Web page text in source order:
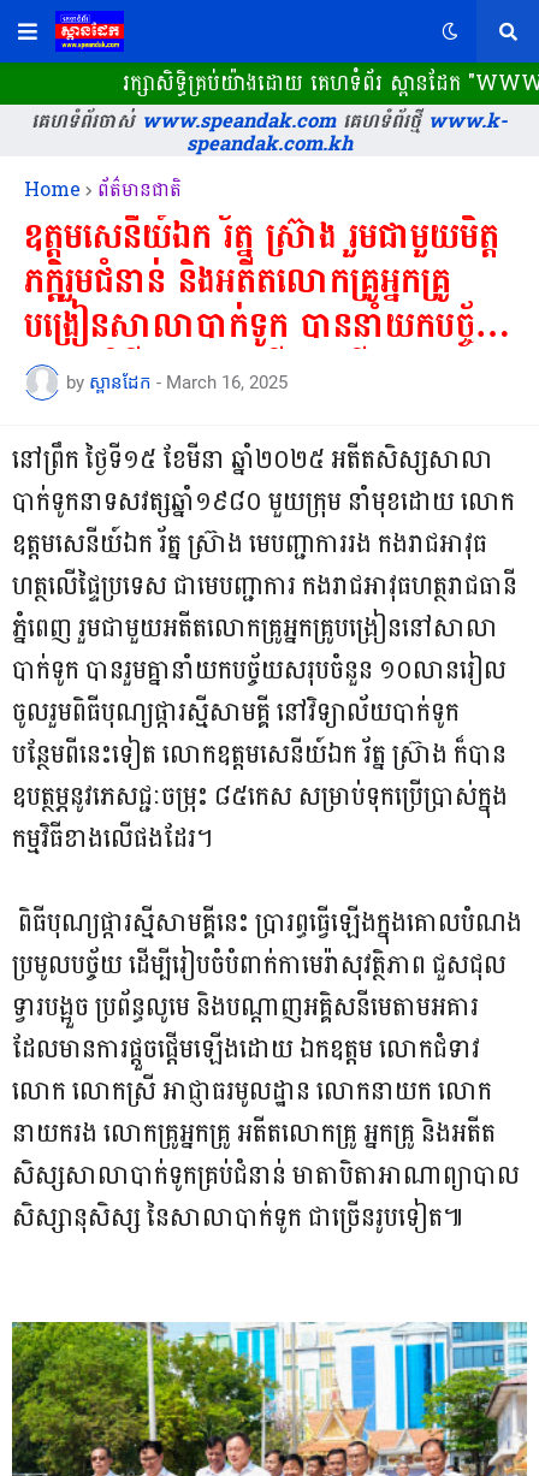
រក្សាសិទ្ធិគ្រប់យ៉ាងដោយ គេហទំព័រ ស្ពានដែក​
គេហទំព័រចាស់www.speandak.comគេហទំព័រថ្មីwww.k-
speandak.com.kh
Home ព័ត៌មានជាតិ
ឧត្តមសេនីយ៍ឯក រ័ត្ន ស្រ៊ាង រួមជាមួយមិត្ត
ភក្តិរួមជំនាន់ និងអតីតលោកគ្រូអ្នកគ្រូ
បង្រៀនសាលាបាក់ទូក បាននាំយកបច្ច័យ
ចូលរួមពិធីបុណ្យផ្ការស្មីសាមគ្គី នៅ
វិទ្យាល័យបាក់ទូក !
by ស្ពានដែក - March 16, 2025
នៅព្រឹក ថ្ងៃទី១៥ ខែមីនា ឆ្នាំ២០២៥ អតីតសិស្សសាលា
បាក់ទូកនាទសវត្សឆ្នាំ១៩៨០ មួយក្រុម នាំមុខដោយ លោក
ឧត្តមសេនីយ៍ឯក រ័ត្ន ស្រ៊ាង មេបញ្ជាការរង កងរាជអាវុធ
ហត្ថលើផ្ទៃប្រទេស ជាមេបញ្ជាការ កងរាជអាវុធហត្ថរាជធានី
ភ្នំពេញ រួមជាមួយអតីតលោកគ្រូអ្នកគ្រូបង្រៀននៅសាលា
បាក់ទូក បានរួមគ្នានាំយកបច្ច័យសរុបចំនួន ១០លានរៀល
ចូលរួមពិធីបុណ្យផ្ការស្មីសាមគ្គី នៅវិទ្យាល័យបាក់ទូក
បន្ថែមពីនេះទៀត លោកឧត្តមសេនីយ៍ឯក រ័ត្ន ស្រ៊ាង ក៏បាន
ឧបត្ថម្ភនូវភេសជ្ជៈចម្រុះ ៨៥កេស សម្រាប់ទុកប្រើប្រាស់ក្នុង
កម្មវិធីខាងលើផងដែរ។
ពិធីបុណ្យផ្ការស្មីសាមគ្គីនេះ ប្រារព្ធធ្វើឡើងក្នុងគោលបំណង
ប្រមូលបច្ច័យ ដើម្បីរៀបចំបំពាក់កាមេរ៉ាសុវត្ថិភាព ជួសជុល
ទ្វារបង្អួច ប្រព័ន្ធលូមេ និងបណ្តាញអគ្គិសនីមេតាមអគារ
ដែលមានការផ្ដួចផ្ដើមឡើងដោយ ឯកឧត្តម លោកជំទាវ
លោក លោកស្រី អាជ្ញាធរមូលដ្ឋាន លោកនាយក លោក
នាយករង លោកគ្រូអ្នកគ្រូ អតីតលោកគ្រូ អ្នកគ្រូ និងអតីត
សិស្សសាលាបាក់ទូកគ្រប់ជំនាន់ មាតាបិតាអាណាព្យាបាល
សិស្សានុសិស្ស នៃសាលាបាក់ទូក ជាច្រើនរូបទៀត៕